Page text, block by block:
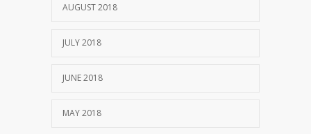
AUGUST 2018
JULY 2018
JUNE 2018
MAY 2018